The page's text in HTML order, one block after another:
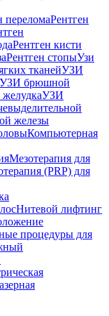
переломаРентген
Рентген кисти
Рентген стопыУзи
тканейУЗИ
УЗИ брюшной
УЗИ
железы
Компьютерная
Мезотерапия для
(PRP) для
Нитевой лифтинг
процедуры для